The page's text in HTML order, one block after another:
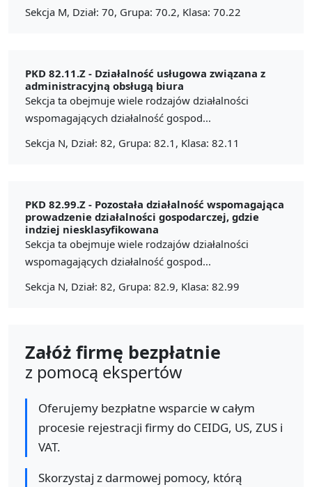
Sekcja M, Dział: 70, Grupa: 70.2, Klasa: 70.22
PKD 82.11.Z - Działalność usługowa związana z
administracyjną obsługą biura
Sekcja ta obejmuje wiele rodzajów działalności
wspomagających działalność gospod...
Sekcja N, Dział: 82, Grupa: 82.1, Klasa: 82.11
PKD 82.99.Z - Pozostała działalność wspomagająca
prowadzenie działalności gospodarczej, gdzie
indziej niesklasyfikowana
Sekcja ta obejmuje wiele rodzajów działalności
wspomagających działalność gospod...
Sekcja N, Dział: 82, Grupa: 82.9, Klasa: 82.99
Załóż firmę bezpłatnie
z pomocą ekspertów
Oferujemy bezpłatne wsparcie w całym
procesie rejestracji firmy do CEIDG, US, ZUS i
VAT.
Skorzystaj z darmowej pomocy, którą